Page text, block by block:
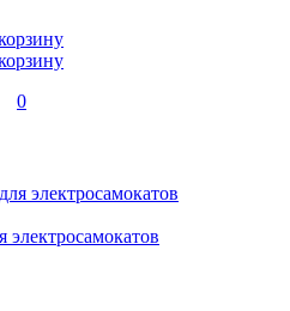
0
электросамокатов